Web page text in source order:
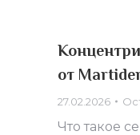
от
27.02.2026
Что такое